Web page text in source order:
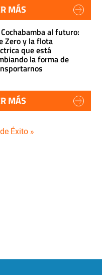
MÁS
Cochabamba al futuro:
Zero y la flota
que está
la forma de
MÁS
Éxito »